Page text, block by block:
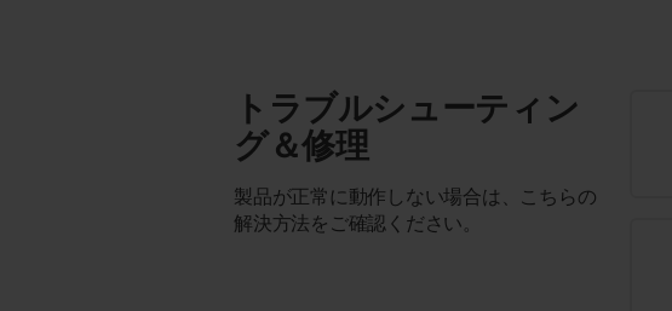
トラブルシューティン
グ＆修理
製品が正常に動作しない場合は、こちらの
解決方法をご確認ください。